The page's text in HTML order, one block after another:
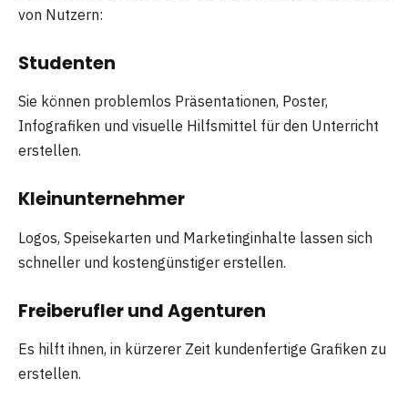
von Nutzern:
Studenten
Sie können problemlos Präsentationen, Poster,
Infografiken und visuelle Hilfsmittel für den Unterricht
erstellen.
Kleinunternehmer
Logos, Speisekarten und Marketinginhalte lassen sich
schneller und kostengünstiger erstellen.
Freiberufler und Agenturen
Es hilft ihnen, in kürzerer Zeit kundenfertige Grafiken zu
erstellen.